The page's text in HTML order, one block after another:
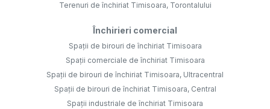
Terenuri de închiriat Timisoara, Torontalului
Închirieri comercial
Spații de birouri de închiriat Timisoara
Spații comerciale de închiriat Timisoara
Spații de birouri de închiriat Timisoara, Ultracentral
Spații de birouri de închiriat Timisoara, Central
Spații industriale de închiriat Timisoara